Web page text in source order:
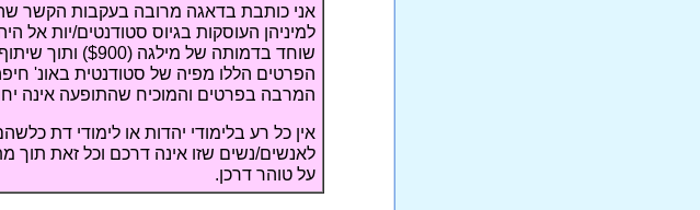
אני כותבת בדאגה מרובה בעקבות הקשר
למיניהן העוסקות בגיוס סטודנטים/יות אל
שוחד בדמותה של
הפרטים הללו מפיה של סטודנטית באונ'
המרבה בפרטים והמוכיח שהתופעה אינה
אין כל רע בלימודי יהדות או לימודי דת
לאנשים/נשים שזו אינה דרכם וכל זאת תוך
על טוהר דרכן.